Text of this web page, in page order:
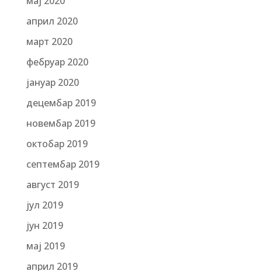
април 2020
март 2020
фебруар 2020
јануар 2020
децембар 2019
новембар 2019
октобар 2019
септембар 2019
август 2019
јул 2019
јун 2019
мај 2019
април 2019